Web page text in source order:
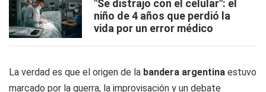
"Se distrajo con el celular": el
niño de 4 años que perdió la
vida por un error médico
La verdad es que el origen de la bandera argentina estuvo
marcado por la guerra, la improvisación y un debate